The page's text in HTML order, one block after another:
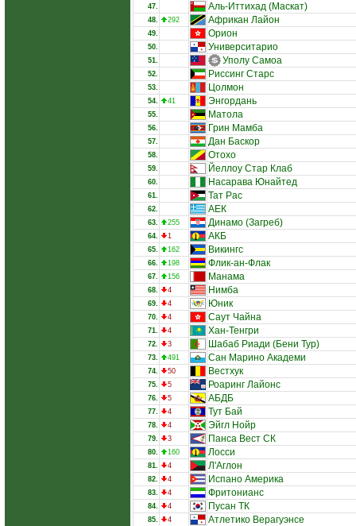
47. Аль-Иттихад (Маскат)
48. 292 Африкан Лайон
49. Орион
50. Университарио
51. Уполу Самоа
52. Риссинг Старс
53. Цолмон
54. 41 Энгордань
55. Матола
56. Грин Мамба
57. Дан Баскор
58. Отохо
59. Йеллоу Стар Клаб
60. Насарава Юнайтед
61. Тат Рас
62. АЕК
63. 255 Динамо (Загреб)
64. 1 АКБ
65. 162 Викингс
66. 198 Флик-ан-Флак
67. 156 Манама
68. 4 Нимба
69. 4 Юник
70. 4 Саут Чайна
71. 4 Хан-Тенгри
72. 3 Шабаб Риади (Бени Тур)
73. 491 Сан Марино Академи
74. 50 Вестхук
75. 5 Роаринг Лайонс
76. 5 АБДБ
77. 4 Тут Бай
78. 4 Эйгл Нойр
79. 3 Панса Вест СК
80. 160 Лосси
81. 4 Л'Аглон
82. 4 Испано Америка
83. 4 Фритонианс
84. 4 Пусан ТК
85. 4 Атлетико Верагуэнсе